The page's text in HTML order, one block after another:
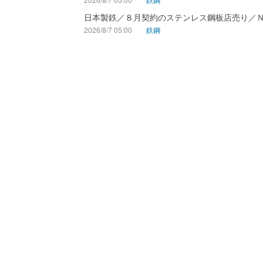
日本製鉄／８月契約のステンレス鋼板店売り／
2026/8/7 05:00 鉄鋼